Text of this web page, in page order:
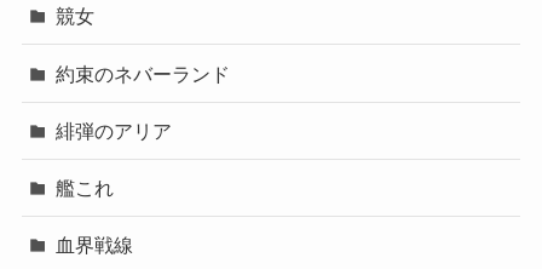
競女
約束のネバーランド
緋弾のアリア
艦これ
血界戦線